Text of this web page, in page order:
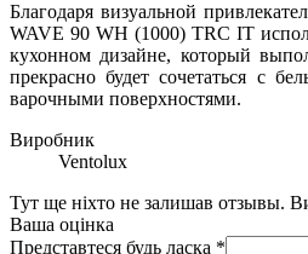
Благодаря визуальной
WAVE 90 WH (1000) TRC IT
кухонном дизайне, который
прекрасно будет сочетаться с
варочными поверхностями.
Виробник
Ventolux
Тут ще ніхто не залишав отзывы.
Ваша оцінка
Представтеся будь ласка *